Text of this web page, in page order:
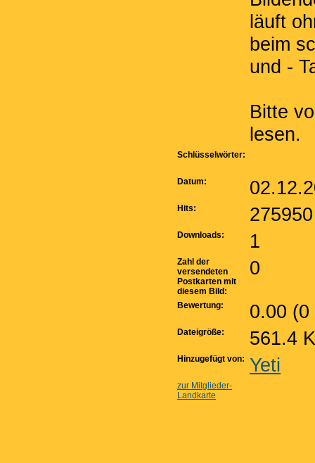
läuft
beim
und -
Bitte
lesen.
Schlüsselwörter:
Datum:
Hits: 275950
Downloads: 1
Zahl der
versendeten
Postkarten mit
diesem Bild:
0
Bewertung: 0.00 (0
Dateigröße: 561.4
Hinzugefügt von: Yeti
zur Mitglieder-
Landkarte